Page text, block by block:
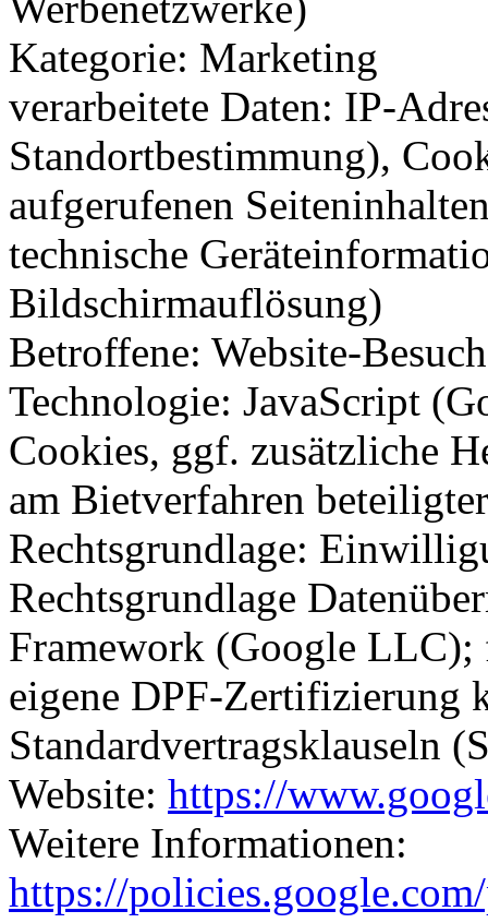
Kategorie: Marketing
verarbeitete Daten: IP-
Standortbestimmung),
aufgerufenen
technische
Bildschirmauflösung)
Betroffene: Website-
Technologie: JavaScript
Cookies, ggf. zusätzliche
am Bietverfahren
Rechtsgrundlage:
Rechtsgrundlage
Framework (Google
eigene DPF-Zertifizierung
Standardvertragsklauseln
Website: https://
Weitere Informationen:
https://